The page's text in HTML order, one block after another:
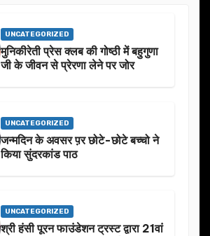
UNCATEGORIZED
मुनिकीरेती प्रेस क्लब की गोष्ठी में बहुगुणा
जी के जीवन से प्रेरणा लेने पर जोर
UNCATEGORIZED
जन्मदिन के अवसर प़र छोटे-छोटे बच्चो ने
किया सुंदरकांड पाठ
UNCATEGORIZED
श्री हंसी पूरन फाउंडेशन ट्रस्ट द्वारा 21वां